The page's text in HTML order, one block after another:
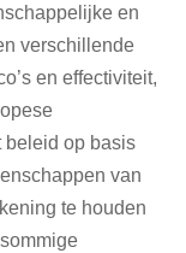
en
verschillende
en effectiviteit,
beleid op basis
van
te houden